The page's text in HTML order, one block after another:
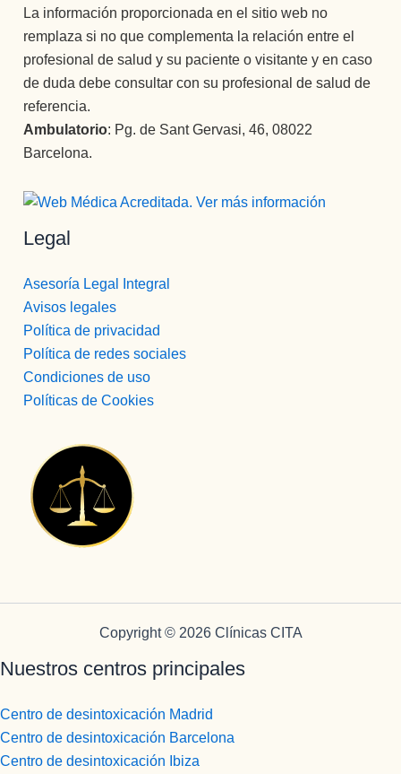
La información proporcionada en el sitio web no
remplaza si no que complementa la relación entre el
profesional de salud y su paciente o visitante y en caso
de duda debe consultar con su profesional de salud de
referencia.
Ambulatorio: Pg. de Sant Gervasi, 46, 08022
Barcelona.
Legal
Asesoría Legal Integral
Avisos legales
Política de privacidad
Política de redes sociales
Condiciones de uso
Políticas de Cookies
Copyright © 2026 Clínicas CITA
Nuestros centros principales
Centro de desintoxicación Madrid
Centro de desintoxicación Barcelona
Centro de desintoxicación Ibiza